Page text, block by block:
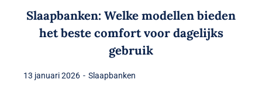
Slaapbanken: Welke modellen bieden
het beste comfort voor dagelijks
gebruik
13 januari 2026 - Slaapbanken